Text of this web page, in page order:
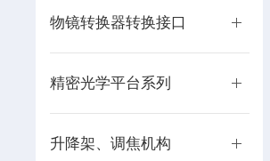
物镜转换器转换接口
精密光学平台系列
升降架、调焦机构